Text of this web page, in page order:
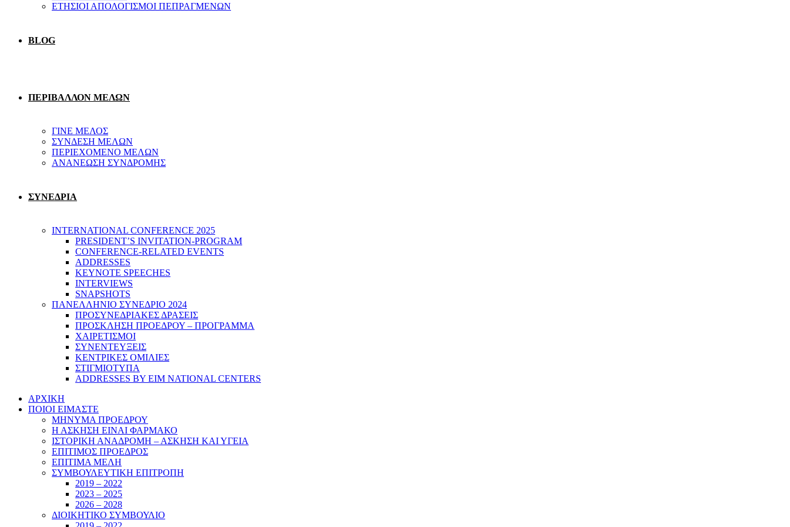
ΕΤΗΣΙΟΙ ΑΠΟΛΟΓΙΣΜΟΙ ΠΕΠΡΑΓΜΕΝΩΝ
BLOG
ΠΕΡΙΒΑΛΛΟΝ ΜΕΛΩΝ
ΓΙΝΕ ΜΕΛΟΣ
ΣΥΝΔΕΣΗ ΜΕΛΩΝ
ΠΕΡΙΕΧΟΜΕΝΟ ΜΕΛΩΝ
ΑΝΑΝΕΩΣΗ ΣΥΝΔΡΟΜΗΣ
ΣΥΝΕΔΡΙΑ
INTERNATIONAL CONFERENCE 2025
PRESIDENT’S INVITATION-PROGRAM
CONFERENCE-RELATED EVENTS
ADDRESSES
KEYNOTE SPEECHES
INTERVIEWS
SNAPSHOTS
ΠΑΝΕΛΛΗΝΙΟ ΣΥΝΕΔΡΙΟ 2024
ΠΡΟΣΥΝΕΔΡΙΑΚΕΣ ΔΡΑΣΕΙΣ
ΠΡΟΣΚΛΗΣΗ ΠΡΟΕΔΡΟΥ – ΠΡΟΓΡΑΜΜΑ
ΧΑΙΡΕΤΙΣΜΟΙ
ΣΥΝΕΝΤΕΥΞΕΙΣ
ΚΕΝΤΡΙΚΕΣ ΟΜΙΛΙΕΣ
ΣΤΙΓΜΙΟΤΥΠΑ
ADDRESSES BY EIM NATIONAL CENTERS
ΑΡΧΙΚΗ
ΠΟΙΟΙ ΕΙΜΑΣΤΕ
ΜΗΝΥΜΑ ΠΡΟΕΔΡΟΥ
Η ΑΣΚΗΣΗ ΕΙΝΑΙ ΦΑΡΜΑΚΟ
ΙΣΤΟΡΙΚΗ ΑΝΑΔΡΟΜΗ – ΑΣΚΗΣΗ ΚΑΙ ΥΓΕΙΑ
ΕΠΙΤΙΜΟΣ ΠΡΟΕΔΡΟΣ
ΕΠΙΤΙΜΑ ΜΕΛΗ
ΣΥΜΒΟΥΛΕΥΤΙΚΗ ΕΠΙΤΡΟΠΗ
2019 – 2022
2023 – 2025
2026 – 2028
ΔΙΟΙΚΗΤΙΚΟ ΣΥΜΒΟΥΛΙΟ